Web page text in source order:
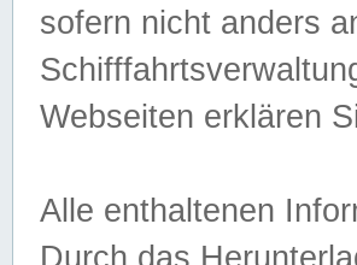
sofern nicht anders
Webseiten erklären
Alle enthaltenen
Durch das